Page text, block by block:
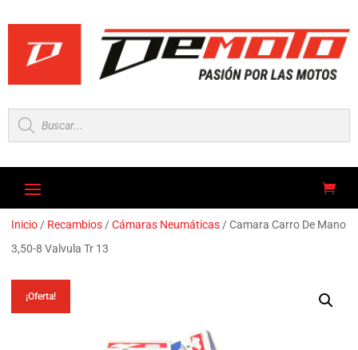
Búsqueda
de
productos
Inicio / Recambios /Cámaras Neumáticas / Camara Carro De Mano
3,50-8 Valvula Tr 13
¡Oferta!